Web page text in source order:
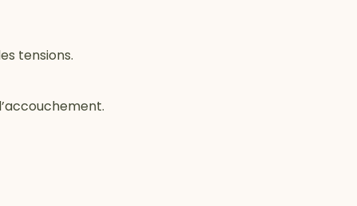
tensions.